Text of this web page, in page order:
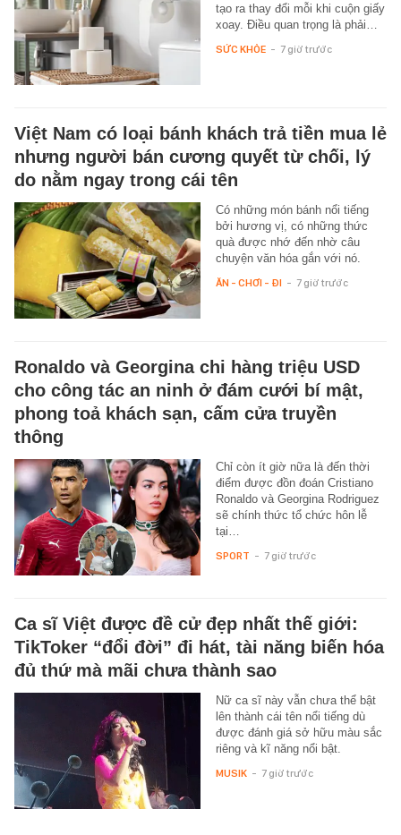
tạo ra thay đổi mỗi khi cuộn giấy
xoay. Điều quan trọng là phải…
SỨC KHỎE - 7 giờ trước
Việt Nam có loại bánh khách trả tiền mua lẻ
nhưng người bán cương quyết từ chối, lý
do nằm ngay trong cái tên
Có những món bánh nổi tiếng
bởi hương vị, có những thức
quà được nhớ đến nhờ câu
chuyện văn hóa gắn với nó.
ĂN - CHƠI - ĐI - 7 giờ trước
Ronaldo và Georgina chi hàng triệu USD
cho công tác an ninh ở đám cưới bí mật,
phong toả khách sạn, cấm cửa truyền
thông
Chỉ còn ít giờ nữa là đến thời
điểm được đồn đoán Cristiano
Ronaldo và Georgina Rodriguez
sẽ chính thức tổ chức hôn lễ
tại…
SPORT - 7 giờ trước
Ca sĩ Việt được đề cử đẹp nhất thế giới:
TikToker “đổi đời” đi hát, tài năng biến hóa
đủ thứ mà mãi chưa thành sao
Nữ ca sĩ này vẫn chưa thể bật
lên thành cái tên nổi tiếng dù
được đánh giá sở hữu màu sắc
riêng và kĩ năng nổi bật.
MUSIK - 7 giờ trước